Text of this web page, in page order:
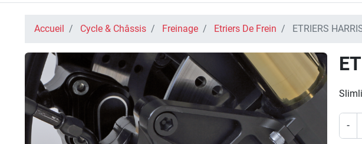
Accueil Cycle & Châssis Freinage Etriers De Frein ETRIERS
-